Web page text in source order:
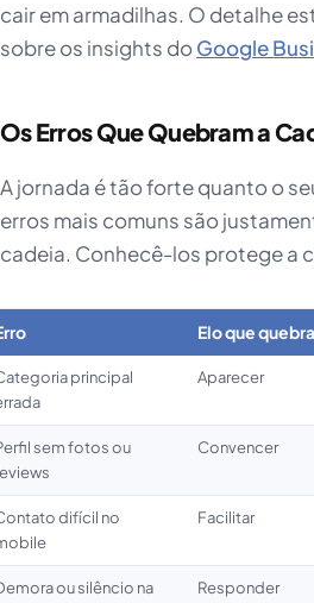
cair em armadilhas. O detalhe
sobre os insights doGoogle
Os Erros Que Quebram a
A jornada é tão forte quanto o
erros mais comuns são
cadeia. Conhecê-los protege a
Elo que quebra
principal
Aparecer
sem fotos ou
Convencer
difícil no
Facilitar
ou silêncio na Responder